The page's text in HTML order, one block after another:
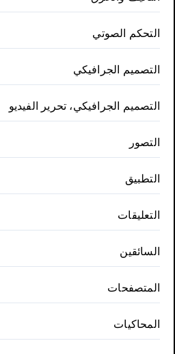
التحكم الصوتي
التصميم الجرافيكي
التصميم الجرافيكي، تحرير الفيديو
التصور
التطبيق
التعليقات
السائقين
المتصفحات
المحاكيات